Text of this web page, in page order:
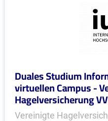
Duales Studium
virtuellen Campus -
Hagelversicherung
Vereinigte